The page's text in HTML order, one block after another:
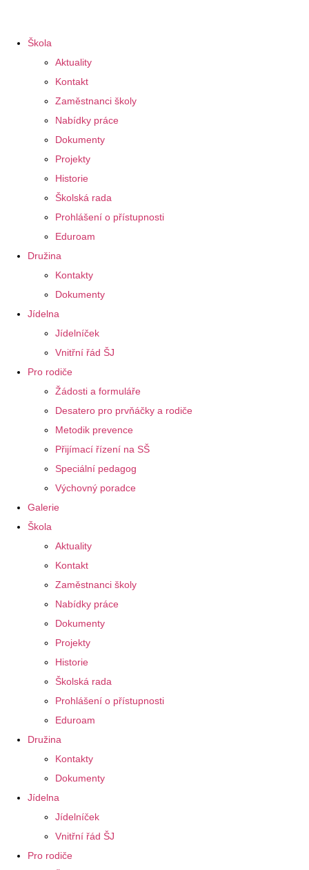
Škola
Aktuality
Kontakt
Zaměstnanci školy
Nabídky práce
Dokumenty
Projekty
Historie
Školská rada
Prohlášení o přístupnosti
Eduroam
Družina
Kontakty
Dokumenty
Jídelna
Jídelníček
Vnitřní řád ŠJ
Pro rodiče
Žádosti a formuláře
Desatero pro prvňáčky a rodiče
Metodik prevence
Přijímací řízení na SŠ
Speciální pedagog
Výchovný poradce
Galerie
Škola
Aktuality
Kontakt
Zaměstnanci školy
Nabídky práce
Dokumenty
Projekty
Historie
Školská rada
Prohlášení o přístupnosti
Eduroam
Družina
Kontakty
Dokumenty
Jídelna
Jídelníček
Vnitřní řád ŠJ
Pro rodiče